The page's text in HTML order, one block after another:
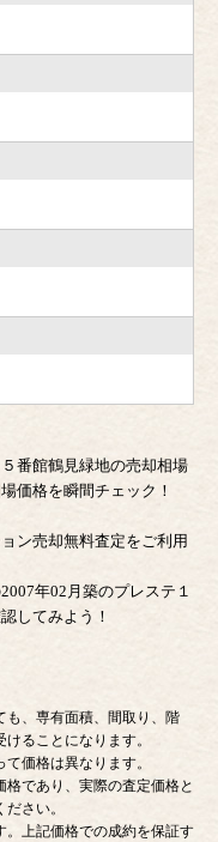
番館鶴見緑地の売却相場
価格を瞬間チェック！
ン売却無料査定をご利用
年02月築のプレステ１
してみよう！
も、専有面積、間取り、階
ることになります。
価格は異なります。
であり、実際の査定価格と
さい。
。上記価格での成約を保証す